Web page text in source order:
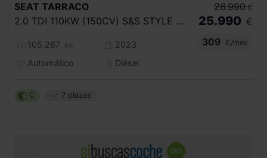
SEAT TARRACO
2.0 TDI 110KW (150CV) S&S STYLE DSG
105.267 km
2023
Automático
Diésel
26.990 €
25.990 €
309
€/mes
C 7 plazas